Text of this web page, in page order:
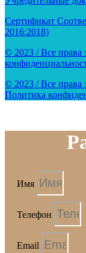
Сертификат
2016:2018)
© 2023 / Все
© 2023 / Все
Политика
Имя
Телефон
Email